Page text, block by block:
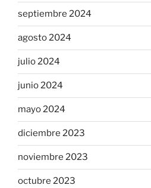
septiembre 2024
agosto 2024
julio 2024
junio 2024
mayo 2024
diciembre 2023
noviembre 2023
octubre 2023